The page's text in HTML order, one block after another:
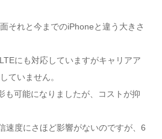
それと今までのiPhoneと違う大きさ
にも対応していますがキャリアア
ていません。
も可能になりましたが、コストが抑
速度にさほど影響がないのですが、6